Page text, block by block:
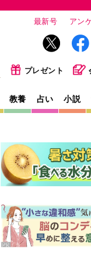
最新号 アン
プレゼント
教養 占い 小説